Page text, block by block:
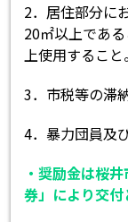
2．居住部分に
20㎡以上であ
上使用すること
3．市税等の滞
4．暴力団員及
・奨励金は桜
券」により交